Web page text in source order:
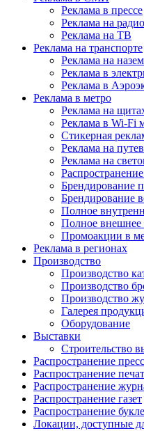
Реклама в прессе
Реклама на радио
Реклама на ТВ
Реклама на транспорте
Реклама на
Реклама в
Реклама в
Реклама в метро
Реклама на
Реклама в Wi-Fi
Стикерная
Реклама на
Реклама на
Брендирование
Брендирование
Полное
Полное внешнее
Промоакции в
Реклама в регионах
Производство
Производство
Производство
Производство
Галерея
Оборудование
Выставки
Строительство
Распространение
Распространение
Распространение
Распространение газет
Распространение
Локации, доступные